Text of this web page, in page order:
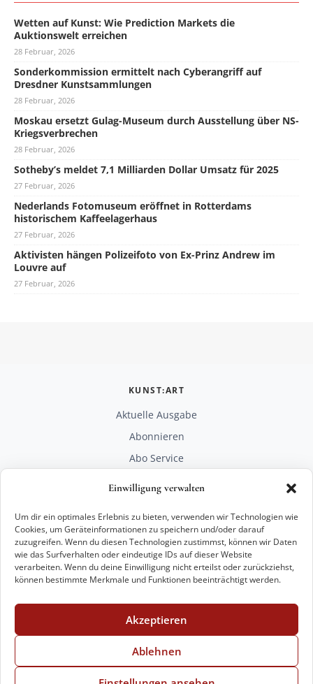
Einwilligung verwalten
Um dir ein optimales Erlebnis zu bieten, verwenden wir Technologien wie
Cookies, um Geräteinformationen zu speichern und/oder darauf
zuzugreifen. Wenn du diesen Technologien zustimmst, können wir Daten
wie das Surfverhalten oder eindeutige IDs auf dieser Website
verarbeiten. Wenn du deine Einwilligung nicht erteilst oder zurückziehst,
können bestimmte Merkmale und Funktionen beeinträchtigt werden.
Akzeptieren
Ablehnen
Wetten auf Kunst: Wie Prediction Markets die
Auktionswelt erreichen
28 Februar, 2026
Sonderkommission ermittelt nach Cyberangriff auf
Dresdner Kunstsammlungen
28 Februar, 2026
Moskau ersetzt Gulag-Museum durch Ausstellung über NS-
Kriegsverbrechen
28 Februar, 2026
Sotheby’s meldet 7,1 Milliarden Dollar Umsatz für 2025
27 Februar, 2026
Nederlands Fotomuseum eröffnet in Rotterdams
historischem Kaffeelagerhaus
27 Februar, 2026
Aktivisten hängen Polizeifoto von Ex-Prinz Andrew im
Louvre auf
27 Februar, 2026
KUNST:ART
Aktuelle Ausgabe
Abonnieren
Abo Service
RECHTLICHES
Impressum
Datenschutz
KONTAKT
+49 221 29 28 27 21